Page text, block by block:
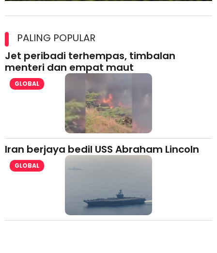
lesen separuh pertama 2026
PALING POPULAR
Jet peribadi terhempas, timbalan
menteri dan empat maut
GLOBAL
Iran berjaya bedil USS Abraham Lincoln
GLOBAL